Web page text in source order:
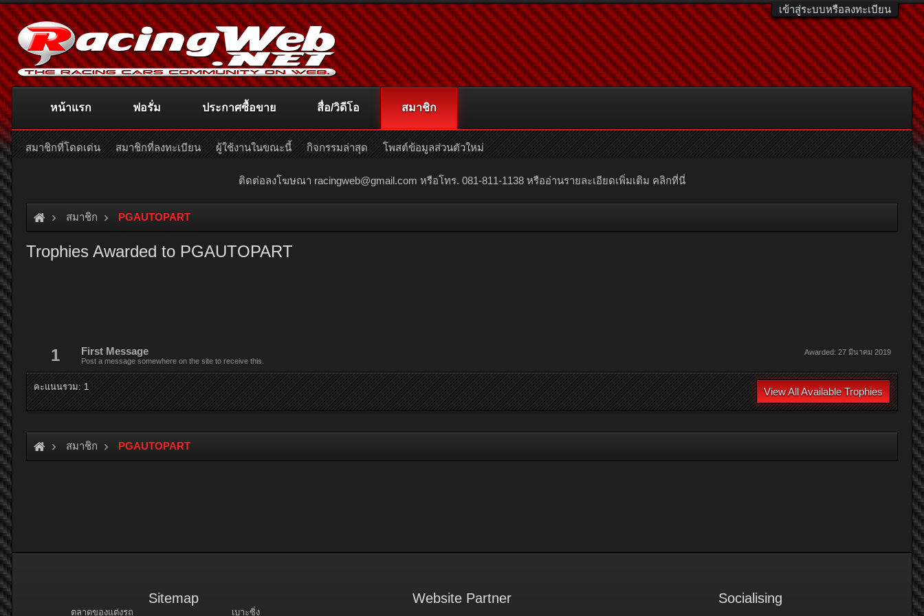
เข้าสู่ระบบหรือลงทะเบียน
ติดต่อลงโฆษณา racingweb@gmail.com หรือโทร. 081-811-1138 หรืออ่านรายละเอียดเพิ่มเติม คลิกที่นี่
สมาชิก PGAUTOPART
Trophies Awarded to PGAUTOPART
1 Awarded: 27 มีนาคม 2019
First Message
Post a message somewhere on the site to receive this.
คะแนนรวม: 1 View All Available Trophies
สมาชิก PGAUTOPART
หน้าแรก ฟอรั่ม ประกาศซื้อขาย สื่อ/วิดีโอ สมาชิก
สมาชิกที่โดดเด่น สมาชิกที่ลงทะเบียน ผู้ใช้งานในขณะนี้ กิจกรรมล่าสุด โพสต์ข้อมูลส่วนตัวใหม่
Sitemap
ตลาดของแต่งรถ เบาะซิ่ง
Website Partner Socialising